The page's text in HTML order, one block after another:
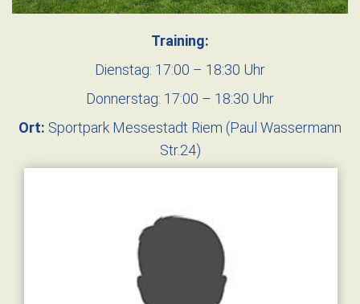
Training:
Dienstag: 17:00 – 18:30 Uhr
Donnerstag: 17:00 – 18:30 Uhr
Ort: Sportpark Messestadt Riem (Paul Wassermann
Str.24)